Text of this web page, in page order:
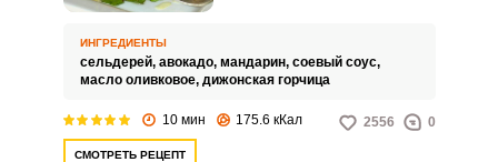
сельдерея, а также корень
сельдерея.
ИНГРЕДИЕНТЫ
сельдерей, авокадо, мандарин, соевый соус,
масло оливковое, дижонская горчица
10 мин 175.6 кКал 2556 0
СМОТРЕТЬ РЕЦЕПТ